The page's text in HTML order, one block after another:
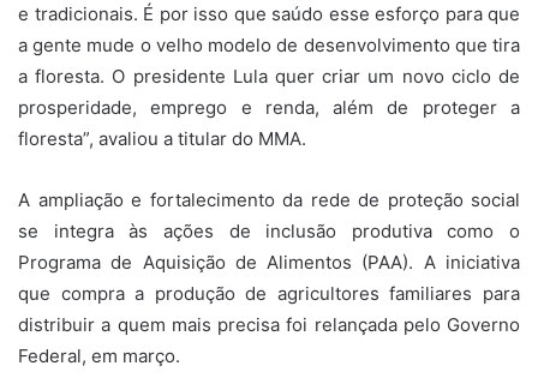
e tradicionais. É por isso que saúdo esse esforço para que
a gente mude o velho modelo de desenvolvimento que tira
a floresta. O presidente Lula quer criar um novo ciclo de
prosperidade, emprego e renda, além de proteger a
floresta”, avaliou a titular do MMA.
A ampliação e fortalecimento da rede de proteção social
se integra às ações de inclusão produtiva como o
Programa de Aquisição de Alimentos (PAA). A iniciativa
que compra a produção de agricultores familiares para
distribuir a quem mais precisa foi relançada pelo Governo
Federal, em março.